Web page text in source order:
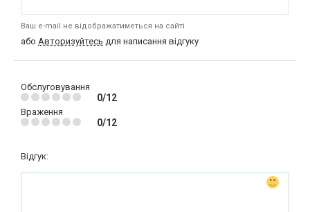
Ваш e-mail не відображатиметься на сайті
або Авторизуйтесь для написання відгуку
Обслуговування
0/12
Враження
0/12
Відгук: